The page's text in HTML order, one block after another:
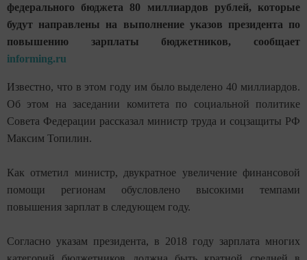
федерального бюджета 80 миллиардов рублей, которые
будут направлены на выполнение указов президента по
повышению зарплаты бюджетников, сообщает
informing.ru
Известно, что в этом году им было выделено 40 миллиардов.
Об этом на заседании комитета по социальной политике
Совета Федерации рассказал министр труда и соцзащиты РФ
Максим Топилин.
Как отметил министр, двукратное увеличение финансовой
помощи регионам обусловлено высокими темпами
повышения зарплат в следующем году.
Согласно указам президента, в 2018 году зарплата многих